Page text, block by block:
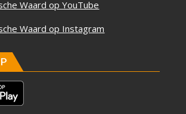
Waard op YouTube
Waard op Instagram